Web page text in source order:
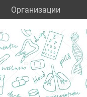
Организации